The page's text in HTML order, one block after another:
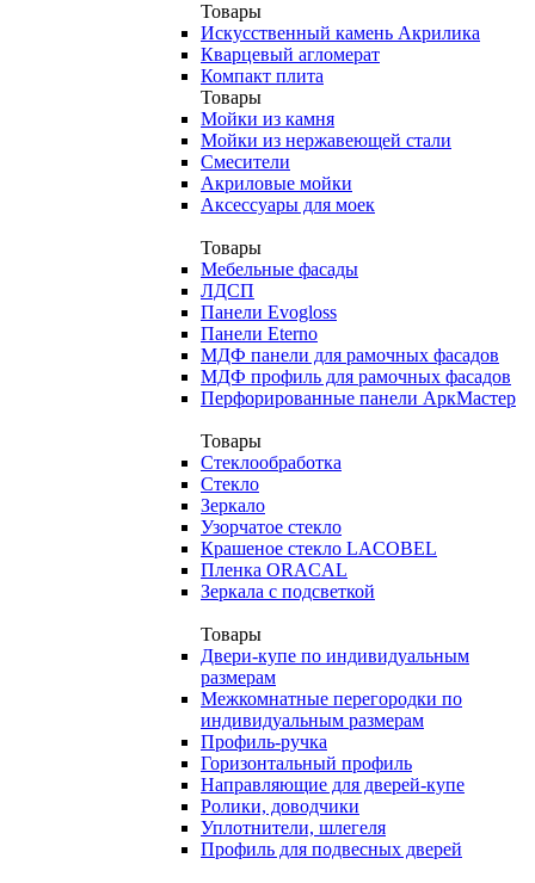
Товары
Искусственный камень Акрилика
Кварцевый агломерат
Компакт плита
Товары
Мойки из камня
Мойки из нержавеющей стали
Смесители
Акриловые мойки
Аксессуары для моек
Товары
Мебельные фасады
ЛДСП
Панели Evogloss
Панели Eterno
МДФ панели для рамочных фасадов
МДФ профиль для рамочных фасадов
Перфорированные панели АркМастер
Товары
Стеклообработка
Стекло
Зеркало
Узорчатое стекло
Крашеное стекло LACOBEL
Пленка ORACAL
Зеркала с подсветкой
Товары
Двери-купе по индивидуальным
размерам
Межкомнатные перегородки по
индивидуальным размерам
Профиль-ручка
Горизонтальный профиль
Направляющие для дверей-купе
Ролики, доводчики
Уплотнители, шлегеля
Профиль для подвесных дверей